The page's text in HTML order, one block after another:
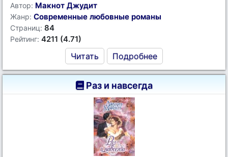
Автор: Макнот Джудит
Жанр: Современные любовные романы
Страниц: 84
Рейтинг: 4211 (4.71)
Читать Подробнее
Раз и навсегда